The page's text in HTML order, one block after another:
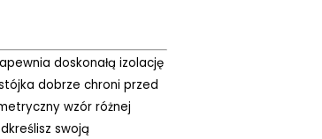
doskonałą izolację
dobrze chroni przed
wzór różnej
swoją